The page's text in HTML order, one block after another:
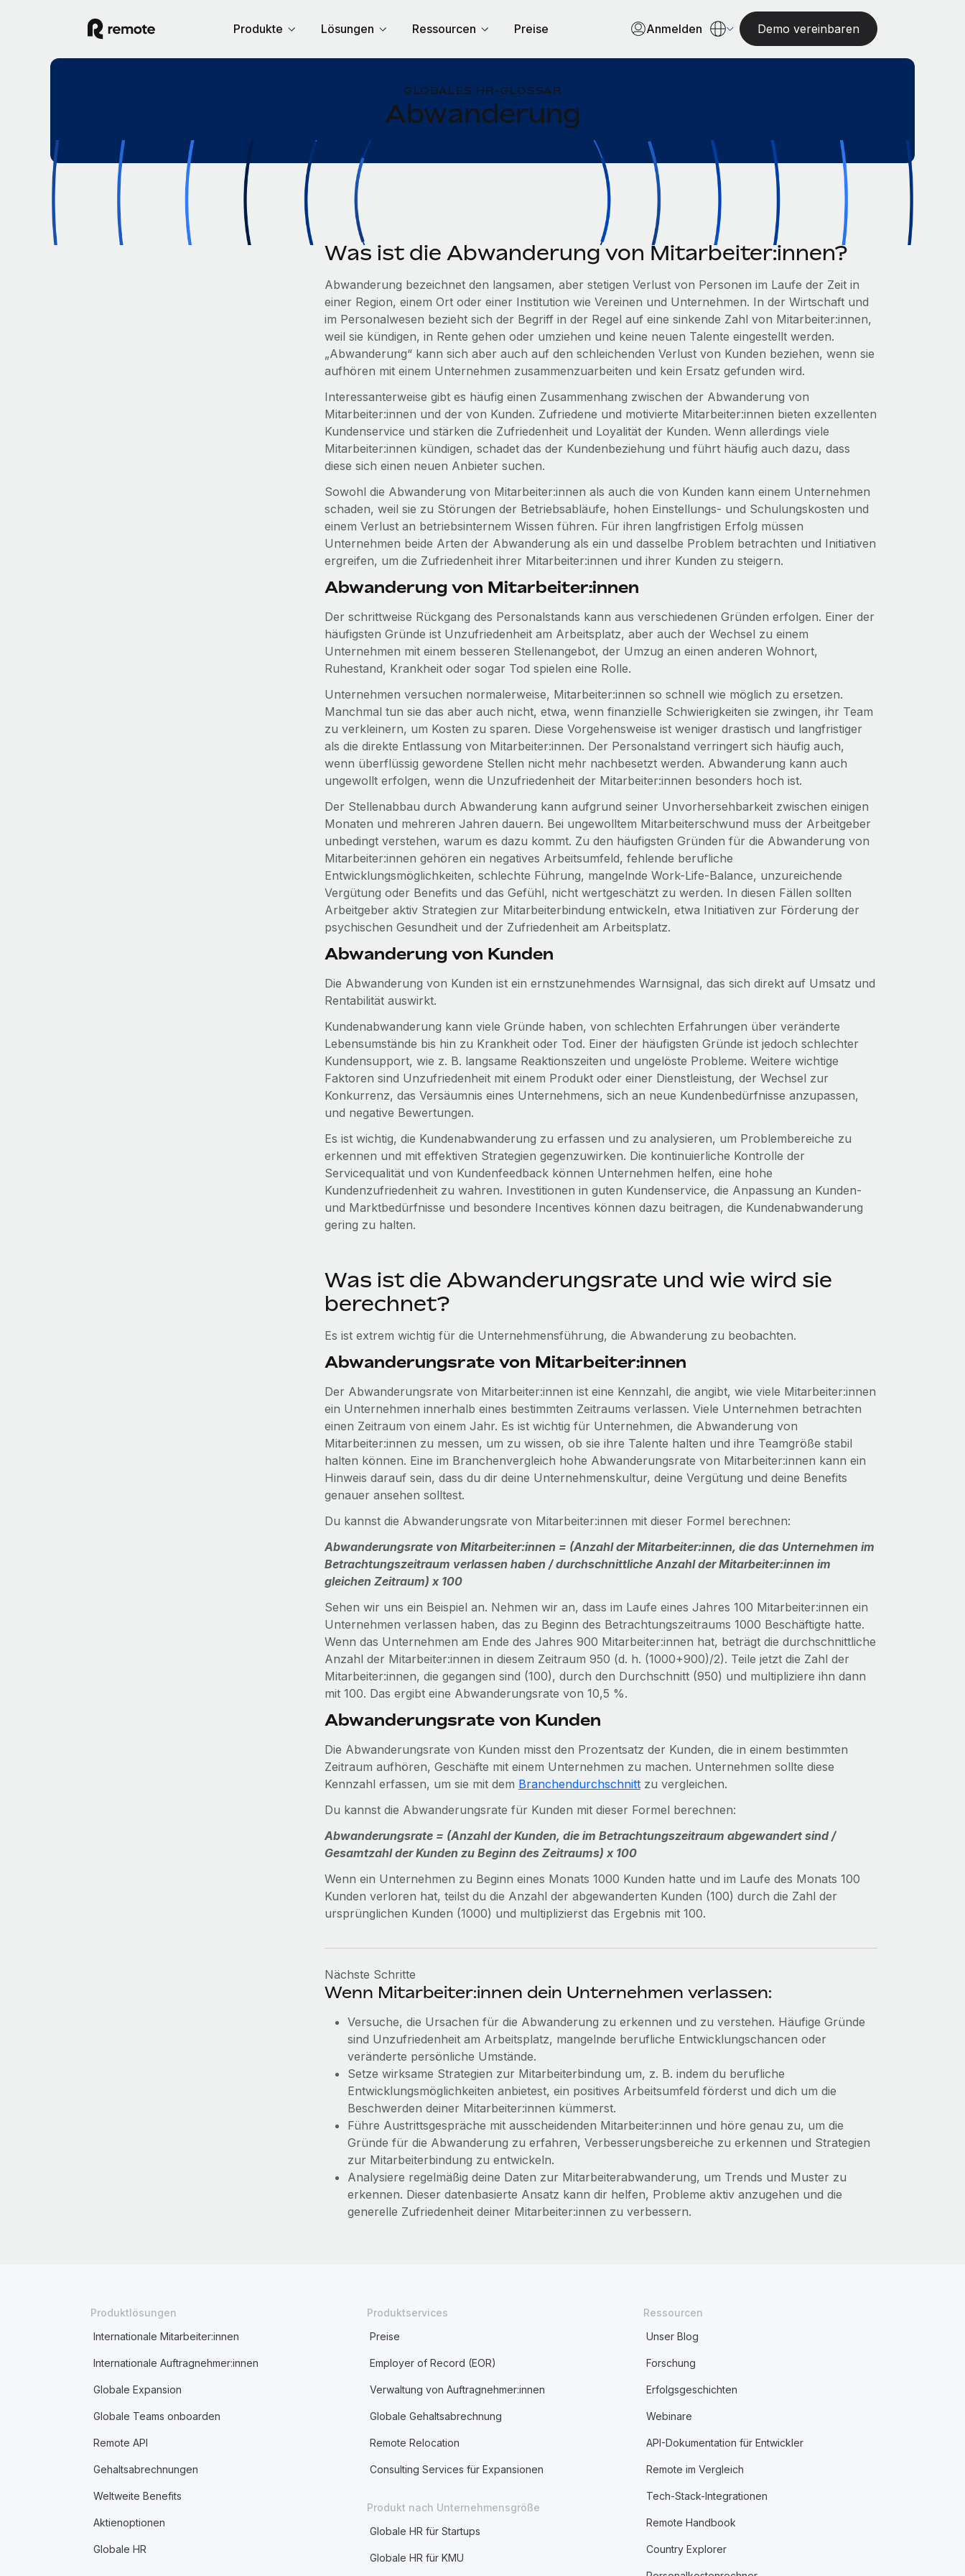
Produkte Lösungen Ressourcen Preise Anmelden Demo vereinbaren
GLOBALES HR-GLOSSAR
Abwanderung
Was ist die Abwanderung von Mitarbeiter:innen?
Abwanderung bezeichnet den langsamen, aber stetigen Verlust von Personen im Laufe der Zeit in
einer Region, einem Ort oder einer Institution wie Vereinen und Unternehmen. In der Wirtschaft und
im Personalwesen bezieht sich der Begriff in der Regel auf eine sinkende Zahl von Mitarbeiter:innen,
weil sie kündigen, in Rente gehen oder umziehen und keine neuen Talente eingestellt werden.
„Abwanderung“ kann sich aber auch auf den schleichenden Verlust von Kunden beziehen, wenn sie
aufhören mit einem Unternehmen zusammenzuarbeiten und kein Ersatz gefunden wird.
Interessanterweise gibt es häufig einen Zusammenhang zwischen der Abwanderung von
Mitarbeiter:innen und der von Kunden. Zufriedene und motivierte Mitarbeiter:innen bieten exzellenten
Kundenservice und stärken die Zufriedenheit und Loyalität der Kunden. Wenn allerdings viele
Mitarbeiter:innen kündigen, schadet das der Kundenbeziehung und führt häufig auch dazu, dass
diese sich einen neuen Anbieter suchen.
Sowohl die Abwanderung von Mitarbeiter:innen als auch die von Kunden kann einem Unternehmen
schaden, weil sie zu Störungen der Betriebsabläufe, hohen Einstellungs- und Schulungskosten und
einem Verlust an betriebsinternem Wissen führen. Für ihren langfristigen Erfolg müssen
Unternehmen beide Arten der Abwanderung als ein und dasselbe Problem betrachten und Initiativen
ergreifen, um die Zufriedenheit ihrer Mitarbeiter:innen und ihrer Kunden zu steigern.
Abwanderung von Mitarbeiter:innen
Der schrittweise Rückgang des Personalstands kann aus verschiedenen Gründen erfolgen. Einer der
häufigsten Gründe ist Unzufriedenheit am Arbeitsplatz, aber auch der Wechsel zu einem
Unternehmen mit einem besseren Stellenangebot, der Umzug an einen anderen Wohnort,
Ruhestand, Krankheit oder sogar Tod spielen eine Rolle.
Unternehmen versuchen normalerweise, Mitarbeiter:innen so schnell wie möglich zu ersetzen.
Manchmal tun sie das aber auch nicht, etwa, wenn finanzielle Schwierigkeiten sie zwingen, ihr Team
zu verkleinern, um Kosten zu sparen. Diese Vorgehensweise ist weniger drastisch und langfristiger
als die direkte Entlassung von Mitarbeiter:innen. Der Personalstand verringert sich häufig auch,
wenn überflüssig gewordene Stellen nicht mehr nachbesetzt werden. Abwanderung kann auch
ungewollt erfolgen, wenn die Unzufriedenheit der Mitarbeiter:innen besonders hoch ist.
Der Stellenabbau durch Abwanderung kann aufgrund seiner Unvorhersehbarkeit zwischen einigen
Monaten und mehreren Jahren dauern. Bei ungewolltem Mitarbeiterschwund muss der Arbeitgeber
unbedingt verstehen, warum es dazu kommt. Zu den häufigsten Gründen für die Abwanderung von
Mitarbeiter:innen gehören ein negatives Arbeitsumfeld, fehlende berufliche
Entwicklungsmöglichkeiten, schlechte Führung, mangelnde Work-Life-Balance, unzureichende
Vergütung oder Benefits und das Gefühl, nicht wertgeschätzt zu werden. In diesen Fällen sollten
Arbeitgeber aktiv Strategien zur Mitarbeiterbindung entwickeln, etwa Initiativen zur Förderung der
psychischen Gesundheit und der Zufriedenheit am Arbeitsplatz.
Abwanderung von Kunden
Die Abwanderung von Kunden ist ein ernstzunehmendes Warnsignal, das sich direkt auf Umsatz und
Rentabilität auswirkt.
Kundenabwanderung kann viele Gründe haben, von schlechten Erfahrungen über veränderte
Lebensumstände bis hin zu Krankheit oder Tod. Einer der häufigsten Gründe ist jedoch schlechter
Kundensupport, wie z. B. langsame Reaktionszeiten und ungelöste Probleme. Weitere wichtige
Faktoren sind Unzufriedenheit mit einem Produkt oder einer Dienstleistung, der Wechsel zur
Konkurrenz, das Versäumnis eines Unternehmens, sich an neue Kundenbedürfnisse anzupassen,
und negative Bewertungen.
Es ist wichtig, die Kundenabwanderung zu erfassen und zu analysieren, um Problembereiche zu
erkennen und mit effektiven Strategien gegenzuwirken. Die kontinuierliche Kontrolle der
Servicequalität und von Kundenfeedback können Unternehmen helfen, eine hohe
Kundenzufriedenheit zu wahren. Investitionen in guten Kundenservice, die Anpassung an Kunden-
und Marktbedürfnisse und besondere Incentives können dazu beitragen, die Kundenabwanderung
gering zu halten.
Was ist die Abwanderungsrate und wie wird sie
berechnet?
Es ist extrem wichtig für die Unternehmensführung, die Abwanderung zu beobachten.
Abwanderungsrate von Mitarbeiter:innen
Der Abwanderungsrate von Mitarbeiter:innen ist eine Kennzahl, die angibt, wie viele Mitarbeiter:innen
ein Unternehmen innerhalb eines bestimmten Zeitraums verlassen. Viele Unternehmen betrachten
einen Zeitraum von einem Jahr. Es ist wichtig für Unternehmen, die Abwanderung von
Mitarbeiter:innen zu messen, um zu wissen, ob sie ihre Talente halten und ihre Teamgröße stabil
halten können. Eine im Branchenvergleich hohe Abwanderungsrate von Mitarbeiter:innen kann ein
Hinweis darauf sein, dass du dir deine Unternehmenskultur, deine Vergütung und deine Benefits
genauer ansehen solltest.
Du kannst die Abwanderungsrate von Mitarbeiter:innen mit dieser Formel berechnen:
Abwanderungsrate von Mitarbeiter:innen = (Anzahl der Mitarbeiter:innen, die das Unternehmen im
Betrachtungszeitraum verlassen haben / durchschnittliche Anzahl der Mitarbeiter:innen im
gleichen Zeitraum) x 100
Sehen wir uns ein Beispiel an. Nehmen wir an, dass im Laufe eines Jahres 100 Mitarbeiter:innen ein
Unternehmen verlassen haben, das zu Beginn des Betrachtungszeitraums 1000 Beschäftigte hatte.
Wenn das Unternehmen am Ende des Jahres 900 Mitarbeiter:innen hat, beträgt die durchschnittliche
Anzahl der Mitarbeiter:innen in diesem Zeitraum 950 (d. h. (1000+900)/2). Teile jetzt die Zahl der
Mitarbeiter:innen, die gegangen sind (100), durch den Durchschnitt (950) und multipliziere ihn dann
mit 100. Das ergibt eine Abwanderungsrate von 10,5 %.
Abwanderungsrate von Kunden
Die Abwanderungsrate von Kunden misst den Prozentsatz der Kunden, die in einem bestimmten
Zeitraum aufhören, Geschäfte mit einem Unternehmen zu machen. Unternehmen sollte diese
Kennzahl erfassen, um sie mit dem Branchendurchschnittzu vergleichen.
Du kannst die Abwanderungsrate für Kunden mit dieser Formel berechnen:
Abwanderungsrate = (Anzahl der Kunden, die im Betrachtungszeitraum abgewandert sind /
Gesamtzahl der Kunden zu Beginn des Zeitraums) x 100
Wenn ein Unternehmen zu Beginn eines Monats 1000 Kunden hatte und im Laufe des Monats 100
Kunden verloren hat, teilst du die Anzahl der abgewanderten Kunden (100) durch die Zahl der
ursprünglichen Kunden (1000) und multiplizierst das Ergebnis mit 100.
Nächste Schritte
Wenn Mitarbeiter:innen dein Unternehmen verlassen:
Versuche, die Ursachen für die Abwanderung zu erkennen und zu verstehen. Häufige Gründe
sind Unzufriedenheit am Arbeitsplatz, mangelnde berufliche Entwicklungschancen oder
veränderte persönliche Umstände.
Setze wirksame Strategien zur Mitarbeiterbindung um, z. B. indem du berufliche
Entwicklungsmöglichkeiten anbietest, ein positives Arbeitsumfeld förderst und dich um die
Beschwerden deiner Mitarbeiter:innen kümmerst.
Führe Austrittsgespräche mit ausscheidenden Mitarbeiter:innen und höre genau zu, um die
Gründe für die Abwanderung zu erfahren, Verbesserungsbereiche zu erkennen und Strategien
zur Mitarbeiterbindung zu entwickeln.
Analysiere regelmäßig deine Daten zur Mitarbeiterabwanderung, um Trends und Muster zu
erkennen. Dieser datenbasierte Ansatz kann dir helfen, Probleme aktiv anzugehen und die
generelle Zufriedenheit deiner Mitarbeiter:innen zu verbessern.
Produktlösungen
Internationale Mitarbeiter:innen
Internationale Auftragnehmer:innen
Globale Expansion
Globale Teams onboarden
Remote API
Gehaltsabrechnungen
Weltweite Benefits
Aktienoptionen
Globale HR
Produktservices
Preise
Employer of Record (EOR)
Verwaltung von Auftragnehmer:innen
Globale Gehaltsabrechnung
Remote Relocation
Consulting Services für Expansionen
Produkt nach Unternehmensgröße
Globale HR für Startups
Globale HR für KMU
Ressourcen
Unser Blog
Forschung
Erfolgsgeschichten
Webinare
API-Dokumentation für Entwickler
Remote im Vergleich
Tech-Stack-Integrationen
Remote Handbook
Country Explorer